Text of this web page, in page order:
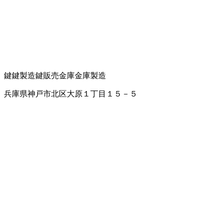
鍵鍵製造鍵販売金庫金庫製造
兵庫県神戸市北区大原１丁目１５－５